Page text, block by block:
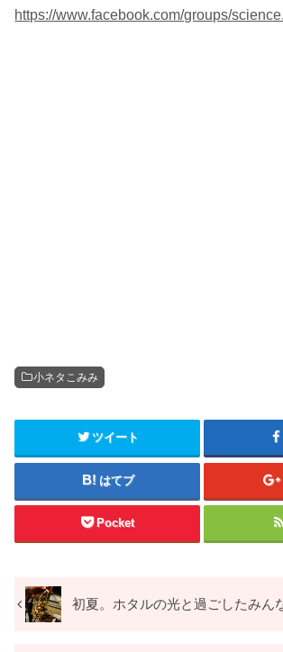
https://www.facebook.com/groups/
小ネタこみみ
ツイート
はてブ
Pocket
初夏。ホタルの光と過ごしたみん